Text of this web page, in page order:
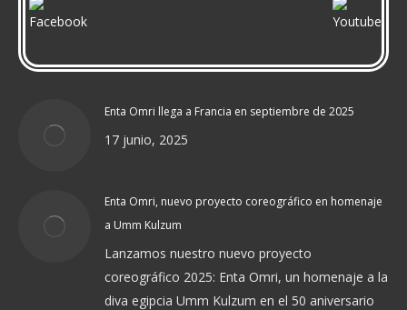
Enta Omri llega a Francia en septiembre de 2025
17 junio, 2025
Enta Omri, nuevo proyecto coreográfico en homenaje
a Umm Kulzum
Lanzamos nuestro nuevo proyecto
coreográfico 2025: Enta Omri, un homenaje a la
diva egipcia Umm Kulzum en el 50 aniversario